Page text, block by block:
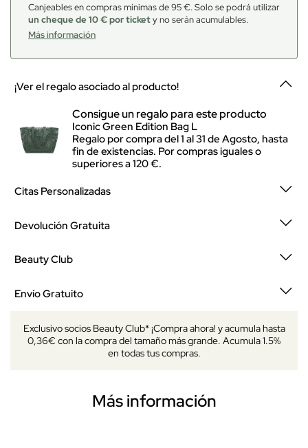
Canjeables en compras mínimas de 95 €. Solo se podrá utilizar
un cheque de 10 € por tickety no serán acumulables.
Más información
¡Ver el regalo asociado al producto!
Consigue un regalo para este producto
Iconic Green Edition Bag L
Regalo por compra del 1 al 31 de Agosto, hasta
fin de existencias. Por compras iguales o
superiores a 120 €.
Citas Personalizadas
Devolución Gratuita
Beauty Club
Envío Gratuito
Exclusivo socios Beauty Club* ¡Compra ahora! y acumula hasta
0,36€ con la compra del tamaño más grande. Acumula 1.5%
en todas tus compras.
Más información